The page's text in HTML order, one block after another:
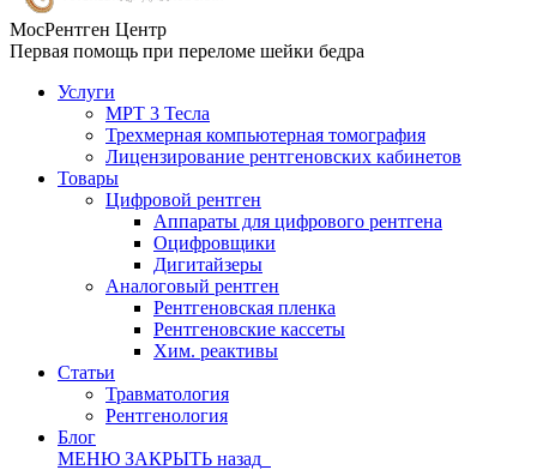
МосРентген Центр
Первая помощь при переломе шейки бедра
Услуги
МРТ 3 Тесла
Трехмерная компьютерная томография
Лицензирование рентгеновских кабинетов
Товары
Цифровой рентген
Аппараты для цифрового рентгена
Оцифровщики
Дигитайзеры
Аналоговый рентген
Рентгеновская пленка
Рентгеновские кассеты
Хим. реактивы
Статьи
Травматология
Рентгенология
Блог
МЕНЮ ЗАКРЫТЬ назад